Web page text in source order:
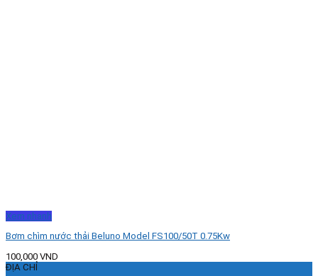
Xem nhanh
Bơm chìm nước thải Beluno Model FS100/50T 0.75Kw
100,000 VND
ĐỊA CHỈ